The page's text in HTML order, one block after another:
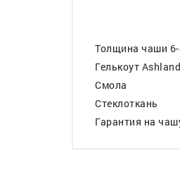
Толщина чаши
Гелькоут Ashland
Смола
Стеклоткань
Гарантия на